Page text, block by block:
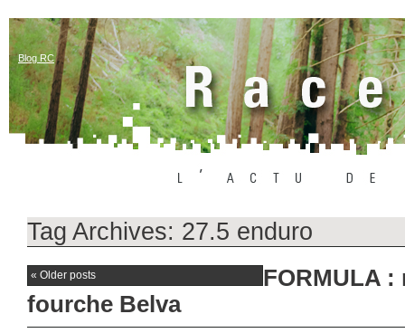
Blog RC
Tag Archives: 27.5 enduro
« Older posts
FORMULA :
fourche Belva